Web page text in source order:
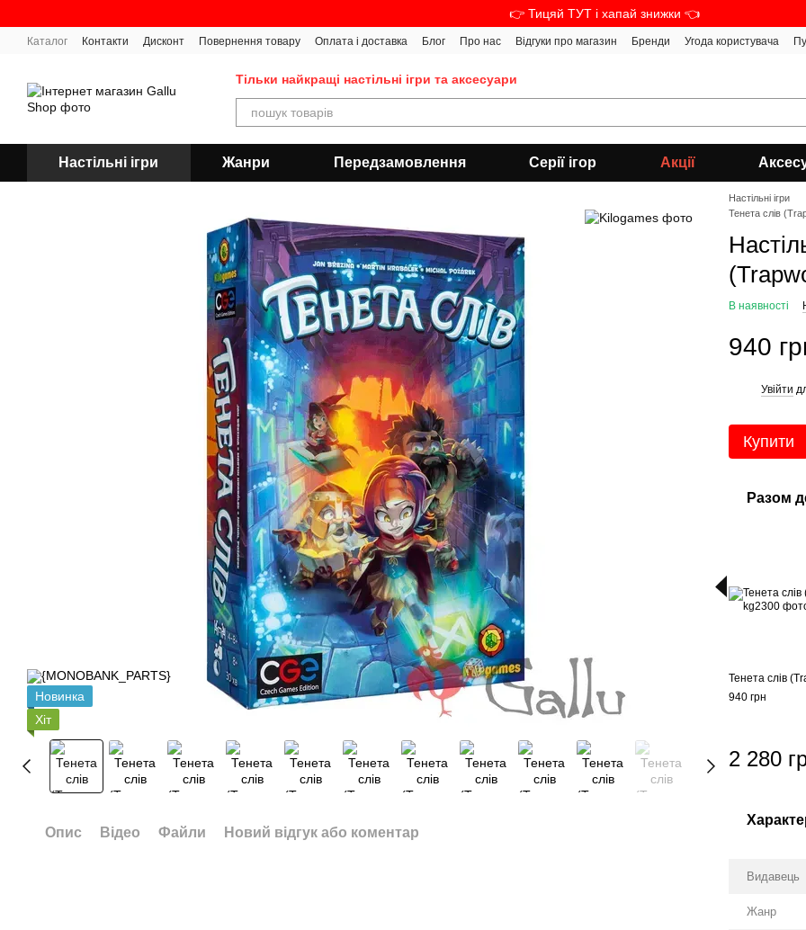
👉 Тицяй ТУТ і хапай знижки 👈
Каталог Контакти Дисконт Повернення товару Оплата і доставка Блог Про нас Відгуки про магазин Бренди Угода користувача
Тільки найкращі настільні ігри та аксесуари
Настільні ігри Жанри Передзамовлення Серії ігор Акції
Новинка
Хіт
Опис Відео Файли Новий відгук або коментар
Настільні ігри
Тенета слів
В наявності
940
Увійти
Купити
Разом
Тенета слів
940 грн
2 280
Видавець
Жанр